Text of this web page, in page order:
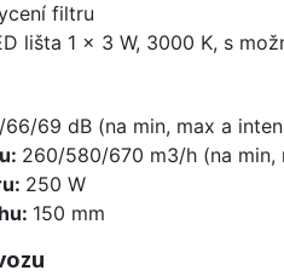
filtru
lišta 1 x 3 W, 3000 K, s
66/69 dB (na min, max a
260/580/670 m3/h (na min,
250 W
150 mm